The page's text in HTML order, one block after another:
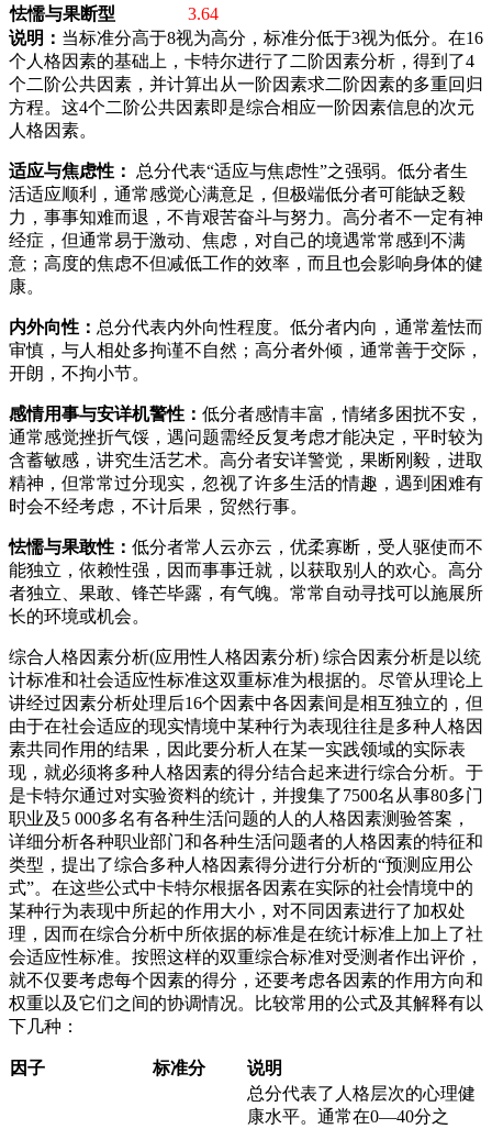
怯懦与果断型
3.64
说明： 当标准分高于8视为高分，标准分低于3视为低分。在16
个人格因素的基础上，卡特尔进行了二阶因素分析，得到了4
个二阶公共因素，并计算出从一阶因素求二阶因素的多重回归
方程。这4个二阶公共因素即是综合相应一阶因素信息的次元
人格因素。
适应与焦虑性：
总分代表“适应与焦虑性”之强弱。低分者生
活适应顺利，通常感觉心满意足，但极端低分者可能缺乏毅
力，事事知难而退，不肯艰苦奋斗与努力。高分者不一定有神
经症，但通常易于激动、焦虑，对自己的境遇常常感到不满
意；高度的焦虑不但减低工作的效率，而且也会影响身体的健
康。
内外向性： 总分代表内外向性程度。低分者内向，通常羞怯而
审慎，与人相处多拘谨不自然；高分者外倾，通常善于交际，
开朗，不拘小节。
感情用事与安详机警性： 低分者感情丰富，情绪多困扰不安，
通常感觉挫折气馁，遇问题需经反复考虑才能决定，平时较为
含蓄敏感，讲究生活艺术。高分者安详警觉，果断刚毅，进取
精神，但常常过分现实，忽视了许多生活的情趣，遇到困难有
时会不经考虑，不计后果，贸然行事。
怯懦与果敢性： 低分者常人云亦云，优柔寡断，受人驱使而不
能独立，依赖性强，因而事事迁就，以获取别人的欢心。高分
者独立、果敢、锋芒毕露，有气魄。常常自动寻找可以施展所
长的环境或机会。
综合人格因素分析(应用性人格因素分析) 综合因素分析是以统
计标准和社会适应性标准这双重标准为根据的。尽管从理论上
讲经过因素分析处理后16个因素中各因素间是相互独立的，但
由于在社会适应的现实情境中某种行为表现往往是多种人格因
素共同作用的结果，因此要分析人在某一实践领域的实际表
现，就必须将多种人格因素的得分结合起来进行综合分析。于
是卡特尔通过对实验资料的统计，并搜集了7500名从事80多门
职业及5 000多名有各种生活问题的人的人格因素测验答案，
详细分析各种职业部门和各种生活问题者的人格因素的特征和
类型，提出了综合多种人格因素得分进行分析的“预测应用公
式”。在这些公式中卡特尔根据各因素在实际的社会情境中的
某种行为表现中所起的作用大小，对不同因素进行了加权处
理，因而在综合分析中所依据的标准是在统计标准上加上了社
会适应性标准。按照这样的双重综合标准对受测者作出评价，
就不仅要考虑每个因素的得分，还要考虑各因素的作用方向和
权重以及它们之间的协调情况。比较常用的公式及其解释有以
下几种：
因子 标准分
说明
总分代表了人格层次的心理健
康水平。通常在0—40分之